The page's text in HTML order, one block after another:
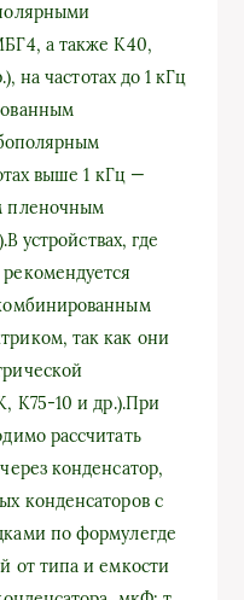
а также К40,
на частотах до 1 кГц
выше 1 кГц —
пленочным
устройствах, где
так как они
К75-10 и др.).При
рассчитать
конденсатор,
конденсаторов с
по формулегде
от типа и емкости